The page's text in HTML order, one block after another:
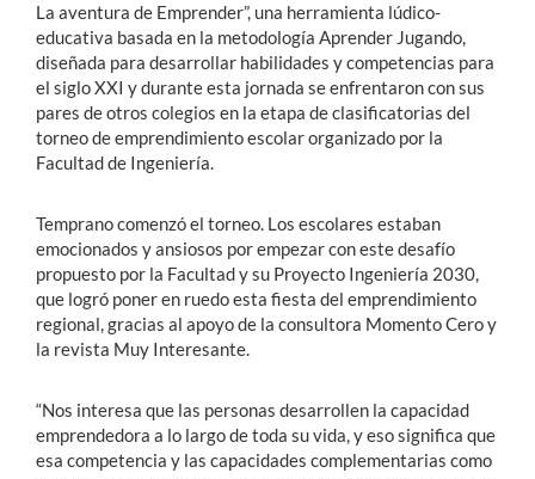
La aventura de Emprender”, una herramienta lúdico-
educativa basada en la metodología Aprender Jugando,
diseñada para desarrollar habilidades y competencias para
el siglo XXI y durante esta jornada se enfrentaron con sus
pares de otros colegios en la etapa de clasificatorias del
torneo de emprendimiento escolar organizado por la
Facultad de Ingeniería.
Temprano comenzó el torneo. Los escolares estaban
emocionados y ansiosos por empezar con este desafío
propuesto por la Facultad y su Proyecto Ingeniería 2030,
que logró poner en ruedo esta fiesta del emprendimiento
regional, gracias al apoyo de la consultora Momento Cero y
la revista Muy Interesante.
“Nos interesa que las personas desarrollen la capacidad
emprendedora a lo largo de toda su vida, y eso significa que
esa competencia y las capacidades complementarias como